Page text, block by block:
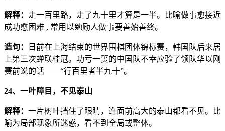
解释： 走一百里路，走了九十里才算是一半。比喻做事愈接近
成功愈困难 , 常用以勉励人做事要善始善终。
造句：
日前在上海结束的世界围棋团体锦标赛，韩国队后来居
上第三次蝉联桂冠。功亏一篑的中国队不幸应验了领队华以刚
赛前说的话——“行百里者半九十”。
24、一叶障目，不见泰山
解释： 一片树叶挡住了眼睛，连面前高大的泰山都看不见。比
喻为局部现象所迷惑，看不到全局或整体。